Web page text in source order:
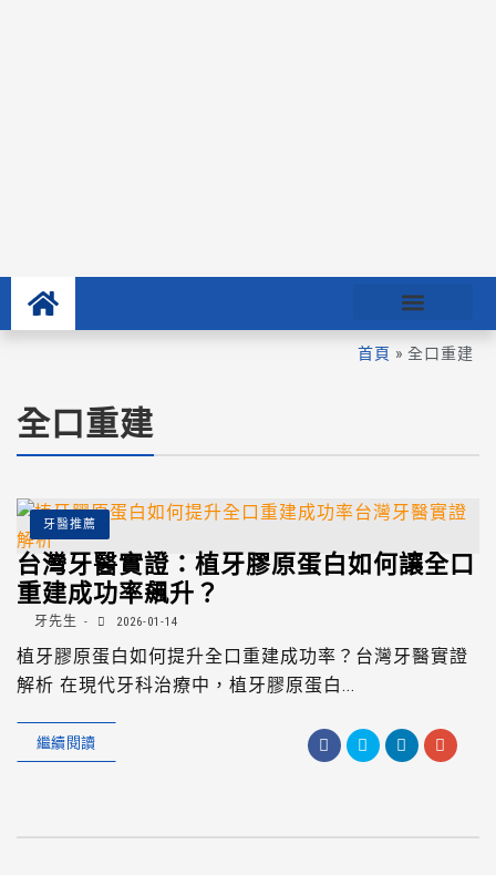
首頁 » 全口重建
全口重建
牙醫推薦
台灣牙醫實證：植牙膠原蛋白如何讓全口
重建成功率飆升？
牙先生 2026-01-14
植牙膠原蛋白如何提升全口重建成功率？台灣牙醫實證
解析 在現代牙科治療中，植牙膠原蛋白...
繼續閱讀